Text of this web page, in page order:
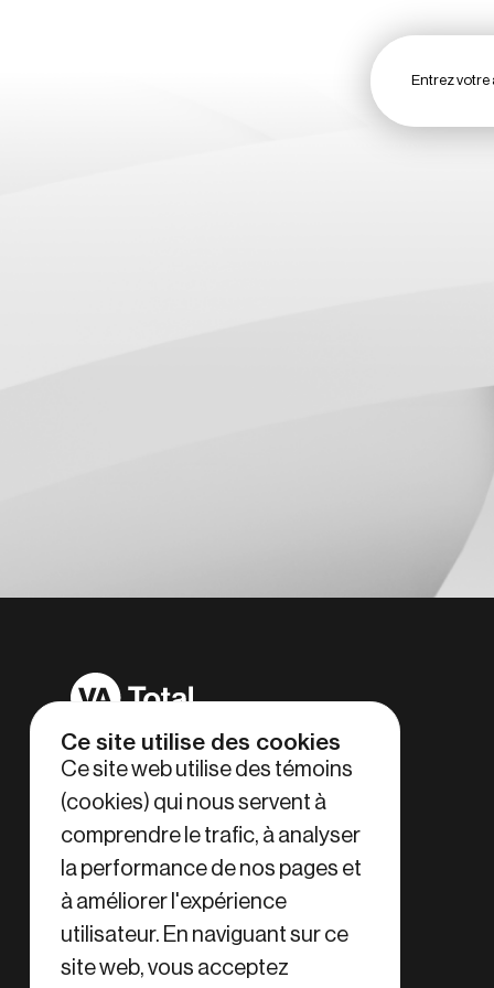
Entrez votre
Accueil
Pour nous joindre
600, rue Louis-Pasteur
Boucherville, QC J4B 7Z1
serviceclient@vatransport.com
1-800-363-8175
Ce site utilise des cookies
Ce site web utilise des témoins
(cookies) qui nous servent à
comprendre le trafic, à analyser
la performance de nos pages et
à améliorer l'expérience
utilisateur. En naviguant sur ce
site web, vous acceptez